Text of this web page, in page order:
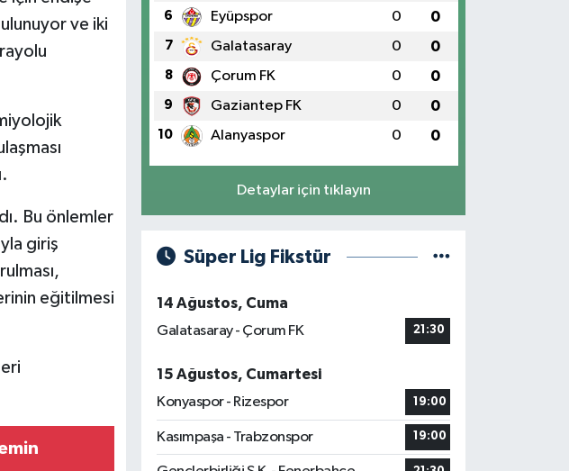
ve iki
Bu önlemler
giriş
eğitilmesi
6 Eyüpspor 0 0
7 Galatasaray 0 0
8 Çorum FK 0 0
9 Gaziantep FK 0 0
10 Alanyaspor 0 0
Detaylar için tıklayın
Süper Lig Fikstür
14 Ağustos, Cuma
Galatasaray - Çorum FK
21:30
15 Ağustos, Cumartesi
Konyaspor - Rizespor
19:00
Kasımpaşa - Trabzonspor 19:00